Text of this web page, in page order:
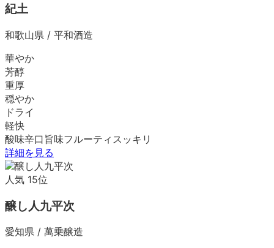
紀土
和歌山県 / 平和酒造
華やか
芳醇
重厚
穏やか
ドライ
軽快
酸味辛口 旨味フルーティ スッキリ
詳細を見る
人気 15位
醸し人九平次
愛知県 / 萬乗醸造